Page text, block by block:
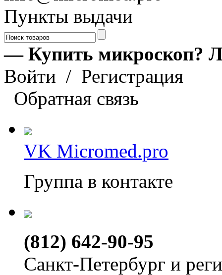
Пункты выдачи
— Купить микроскоп?
Войти / Регистрация
Обратная связь
VK Micromed.pro
Группа в контакте
(812) 642-90-95
Санкт-Петербург и